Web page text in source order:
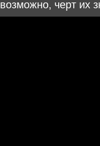
возможно, черт их